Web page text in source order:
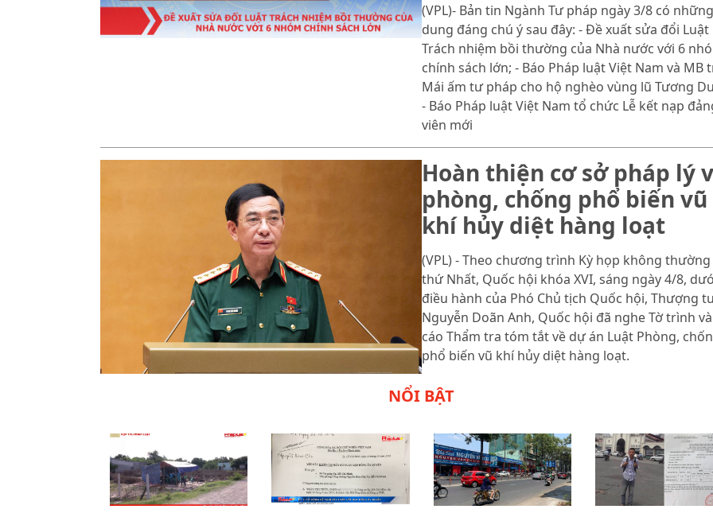
(VPL)- Bản tin Ngành Tư pháp ngày 3/8 có
dung đáng chú ý sau đây: - Đề xuất sửa đổi Luật
Trách nhiệm bồi thường của Nhà nước với 6
chính sách lớn; - Báo Pháp luật Việt Nam và MB
Mái ấm tư pháp cho hộ nghèo vùng lũ Tương
- Báo Pháp luật Việt Nam tổ chức Lễ kết nạp
viên mới
Hoàn thiện cơ sở pháp lý
phòng, chống phổ biến vũ
khí hủy diệt hàng loạt
(VPL) - Theo chương trình Kỳ họp không thường
thứ Nhất, Quốc hội khóa XVI, sáng ngày 4/8,
điều hành của Phó Chủ tịch Quốc hội, Thượng
Nguyễn Doãn Anh, Quốc hội đã nghe Tờ trình
cáo Thẩm tra tóm tắt về dự án Luật Phòng,
phổ biến vũ khí hủy diệt hàng loạt.
NỔI BẬT